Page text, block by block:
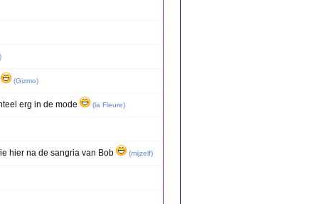
)
(Gizmo)
erg in de mode (la Fleure)
hier na de sangria van Bob (mijzelf)